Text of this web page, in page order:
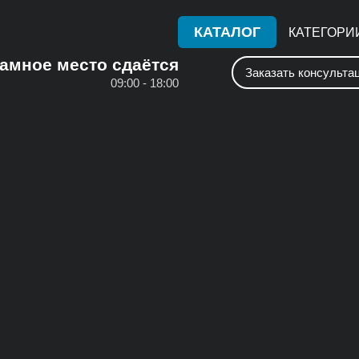
КАТАЛОГ
место сдаётся
09:00 - 18:00
Заказать